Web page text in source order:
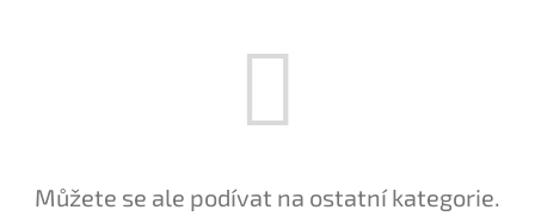
Můžete se ale podívat na ostatní kategorie.